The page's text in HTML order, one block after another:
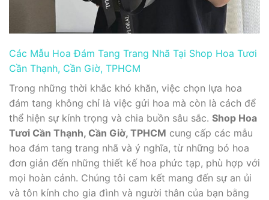
Các Mẫu Hoa Đám Tang Trang Nhã Tại Shop Hoa Tươi
Cần Thạnh, Cần Giờ, TPHCM
Trong những thời khắc khó khăn, việc chọn lựa hoa
đám tang không chỉ là việc gửi hoa mà còn là cách để
thể hiện sự kính trọng và chia buồn sâu sắc. Shop Hoa
Tươi Cần Thạnh, Cần Giờ, TPHCM cung cấp các mẫu
hoa đám tang trang nhã và ý nghĩa, từ những bó hoa
đơn giản đến những thiết kế hoa phức tạp, phù hợp với
mọi hoàn cảnh. Chúng tôi cam kết mang đến sự an ủi
và tôn kính cho gia đình và người thân của bạn bằng